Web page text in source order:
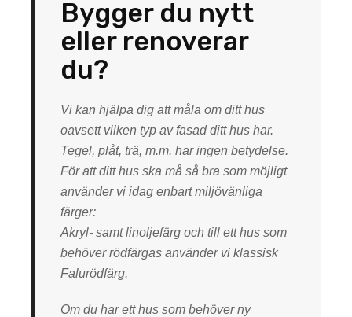
Bygger du nytt
eller renoverar
du?
Vi kan hjälpa dig att måla om ditt hus
oavsett vilken typ av fasad ditt hus har.
Tegel, plåt, trä, m.m. har ingen betydelse.
För att ditt hus ska må så bra som möjligt
använder vi idag enbart miljövänliga
färger:
Akryl- samt linoljefärg och till ett hus som
behöver rödfärgas använder vi klassisk
Falurödfärg.
Om du har ett hus som behöver ny